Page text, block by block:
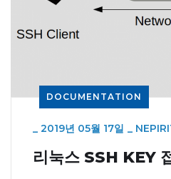
DOCUMENTATION
_ 2019년 05월 17일 _
리눅스 SSH KEY